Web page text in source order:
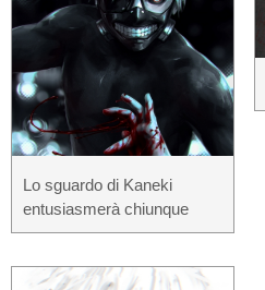
Lo sguardo di Kaneki
entusiasmerà chiunque